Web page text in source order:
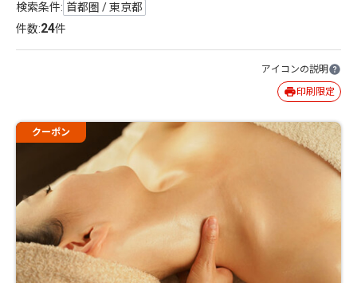
検索条件: 首都圏 / 東京都
件数:24件
アイコンの説明
印刷限定
クーポン